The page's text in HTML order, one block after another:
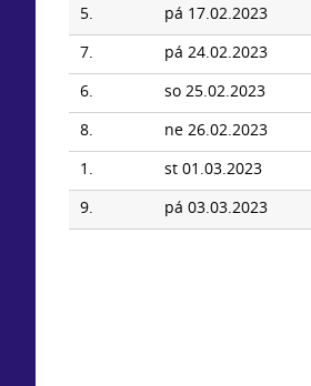
5. pá 17.02.2023
7. pá 24.02.2023
6. so 25.02.2023
8. ne 26.02.2023
1. st 01.03.2023
9. pá 03.03.2023